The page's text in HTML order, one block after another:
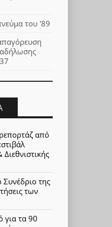
του '89
από
της
των
τα 90